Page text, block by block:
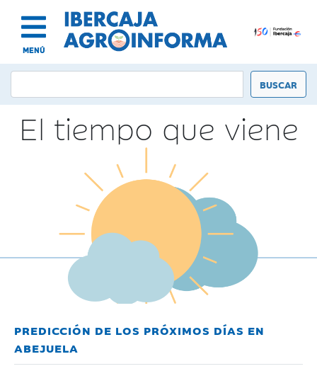
MENÚ
El tiempo que viene
PREDICCIÓN DE LOS PRÓXIMOS DÍAS EN
ABEJUELA